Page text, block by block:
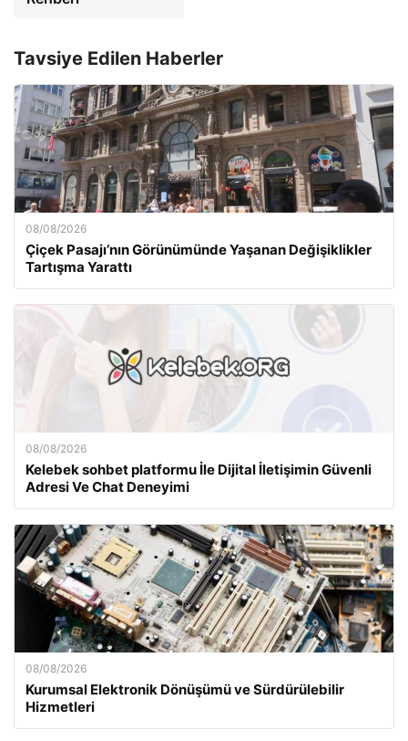
Tavsiye Edilen Haberler
08/08/2026
Çiçek Pasajı’nın Görünümünde Yaşanan Değişiklikler
Tartışma Yarattı
08/08/2026
Kelebek sohbet platformu İle Dijital İletişimin Güvenli
Adresi Ve Chat Deneyimi
08/08/2026
Kurumsal Elektronik Dönüşümü ve Sürdürülebilir
Hizmetleri